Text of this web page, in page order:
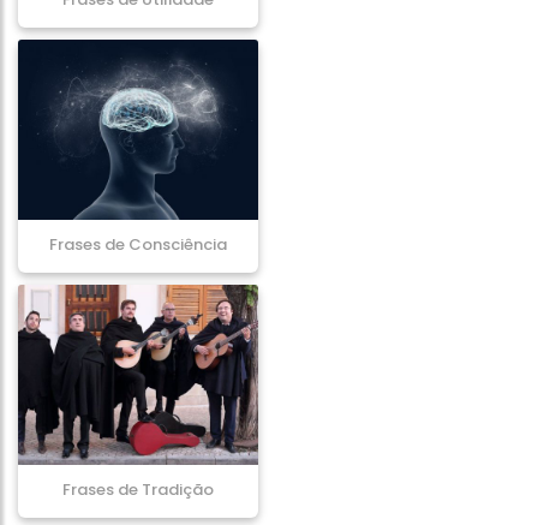
Frases de Consciência
Frases de Tradição